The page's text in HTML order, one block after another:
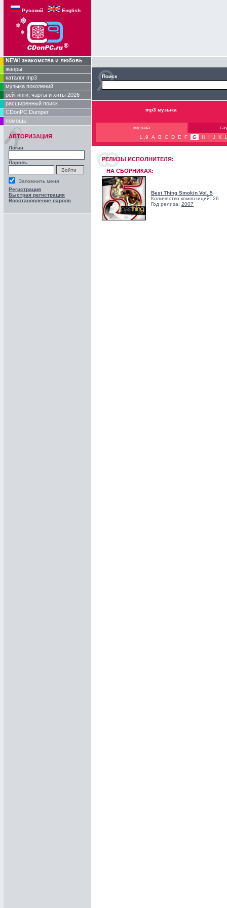
Русский English
NEW! знакомства и любовь
жанры
каталог mp3
музыка поколений
рейтинги, чарты и хиты 2026
расширенный поиск
CDonPC Dumper
помощь
АВТОРИЗАЦИЯ
Логин
Пароль
Запомнить меня
Регистрация
Быстрая регистрация
Восстановление пароля
Поиск
mp3 музыка
музыка
1..9
A B C D E F G H I J K
РЕЛИЗЫ ИCПОЛНИТЕЛЯ:
НА СБОРНИКАХ:
Best Thing Smokin Vol. 5
Количество композиций: 26
Год релиза: 2007